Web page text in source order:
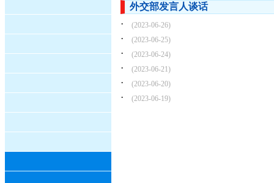
外交部发言人谈话
·
(2023-06-26)
· (2023-06-25)
· (2023-06-24)
· (2023-06-21)
· (2023-06-20)
· (2023-06-19)